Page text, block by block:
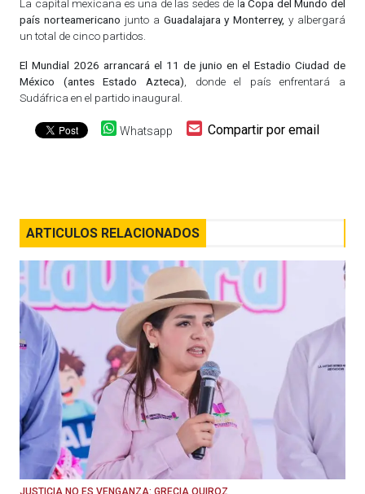
La capital mexicana es una de las sedes de la Copa del Mundo del
país norteamericano junto a Guadalajara y Monterrey, y albergará
un total de cinco partidos.
El Mundial 2026 arrancará el 11 de junio en el Estadio Ciudad de
México (antes Estado Azteca), donde el país enfrentará a
Sudáfrica en el partido inaugural.
Whatsapp Compartir por email
ARTICULOS RELACIONADOS
JUSTICIA NO ES VENGANZA: GRECIA QUIROZ